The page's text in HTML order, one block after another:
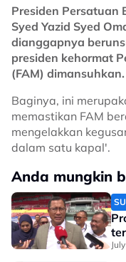
Presiden Persatuan
Syed Yazid Syed
dianggapnya
presiden kehormat
(FAM) dimansuhkan.
Baginya, ini
memastikan FAM
mengelakkan
dalam satu kapal'.
Anda mungkin